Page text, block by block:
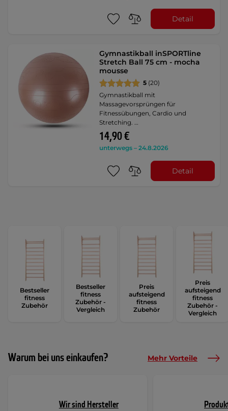
Detail
Gymnastikball inSPORTline
Stretch Ball 75 cm - mocha
mousse
5 (20)
Gymnastikball mit
Massagevorsprüngen für
Fitnessübungen, Cardio und
Stretching. …
14,90 €
unterwegs – 24.8.2026
Detail
Bestseller
fitness
Zubehör
Bestseller
fitness
Zubehör -
Vergleich
Preis
aufsteigend
fitness
Zubehör
Preis
aufsteigend
fitness
Zubehör -
Vergleich
Warum bei uns einkaufen? Mehr Vorteile
Wir sind Hersteller